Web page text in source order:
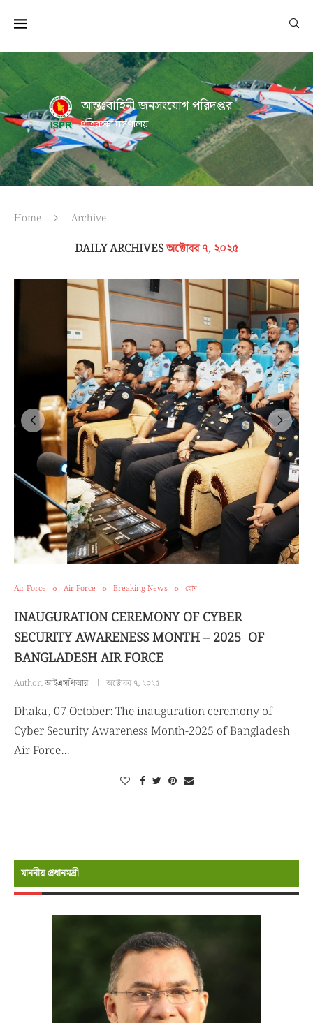
আন্তঃবাহিনী জনসংযোগ পরিদপ্তর
প্রতিরক্ষা মন্ত্রণালয়
Home Archive
DAILY ARCHIVESঅক্টোবর ৭, ২০২৫
Air Force Air Force Breaking News হোম
INAUGURATION CEREMONY OF CYBER
SECURITY AWARENESS MONTH – 2025 OF
BANGLADESH AIR FORCE
Author:আইএসপিআর অক্টোবর ৭, ২০২৫
Dhaka, 07 October: The inauguration ceremony of
Cyber Security Awareness Month-2025 of Bangladesh
Air Force…
মাননীয় প্রধানমন্রী